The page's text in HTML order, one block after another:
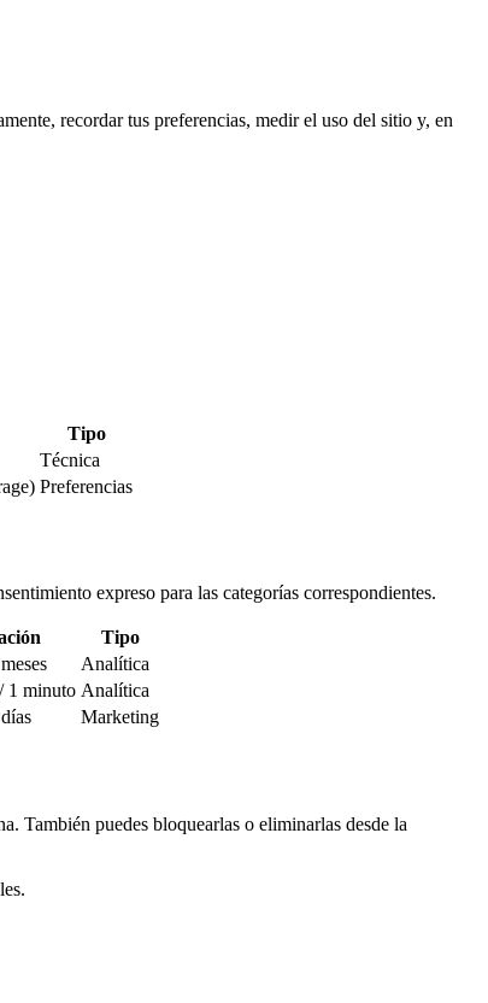
recordar tus preferencias, medir el uso del sitio y, en
Tipo
Técnica
Preferencias
expreso para las categorías correspondientes.
Tipo
Analítica
1 minuto Analítica
Marketing
También puedes bloquearlas o eliminarlas desde la